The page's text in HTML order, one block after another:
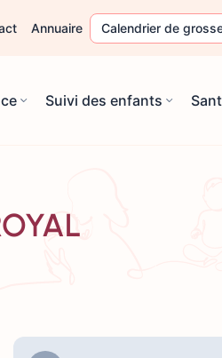
Annuaire Calendrier de
Suivi des enfants